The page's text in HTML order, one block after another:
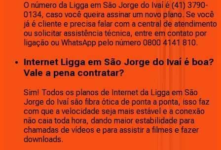
O número da Ligga em São Jorge do Ivaí é (41) 3790-
0134, caso você queira assinar um novo plano. Se você
já é cliente e precisa falar com a central de atendimento
ou solicitar assistência técnica, entre em contato por
ligação ou WhatsApp pelo número 0800 4141 810.
Internet Ligga em São Jorge do Ivaí é boa?
Vale a pena contratar?
Sim! Todos os planos de Internet da Ligga em São
Jorge do Ivaí são fibra ótica de ponta a ponta, isso faz
com que a velocidade seja mais estável e a conexão
não caia toda hora, dando maior estabilidade para
chamadas de vídeos e para assistir a filmes e fazer
downloads.